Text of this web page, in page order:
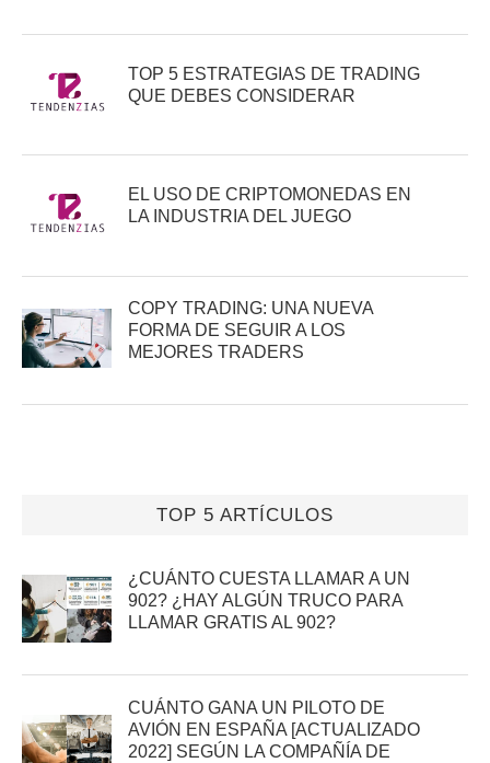
TOP 5 ESTRATEGIAS DE TRADING
QUE DEBES CONSIDERAR
EL USO DE CRIPTOMONEDAS EN
LA INDUSTRIA DEL JUEGO
COPY TRADING: UNA NUEVA
FORMA DE SEGUIR A LOS
MEJORES TRADERS
TOP 5 ARTÍCULOS
¿CUÁNTO CUESTA LLAMAR A UN
902? ¿HAY ALGÚN TRUCO PARA
LLAMAR GRATIS AL 902?
CUÁNTO GANA UN PILOTO DE
AVIÓN EN ESPAÑA [ACTUALIZADO
2022] SEGÚN LA COMPAÑÍA DE